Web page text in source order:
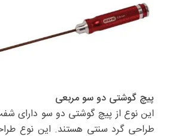
پیچ گوشتی دو سو مربعی
این نوع از پیچ گوشتی دو سو دارای
طراحی گرد سنتی هستند. این نوع